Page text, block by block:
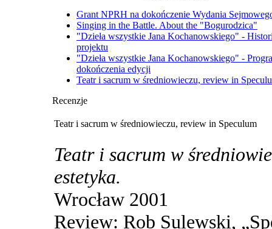
Grant NPRH na dokończenie Wydania
Singing in the Battle. About the "Bogurodzica"
"Dzieła wszystkie Jana Kochanowskiego" -
projektu
"Dzieła wszystkie Jana Kochanowskiego" -
dokończenia edycji
Teatr i sacrum w średniowieczu, review in
Recenzje
Teatr i sacrum w średniowieczu, review in Speculum
Teatr i sacrum w
estetyka.
Wrocław 2001
Review: Rob Sulewski,